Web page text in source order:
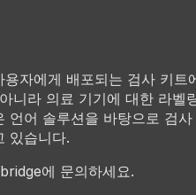
자에게 배포되는 검사 키트
니라 의료 기기에 대한 라벨
언어 솔루션을 바탕으로 검사
있습니다.
에 문의하세요.